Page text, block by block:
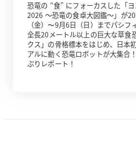
恐竜の “食” にフォーカスした「
2026 ～恐竜の食卓大図鑑～」が
（金）〜9月6日（日）までパシフ
全長20メートル以上の巨大な草食
クス」の骨格標本をはじめ、日本
アルに動く恐竜ロボットが大集合
ぷりレポート！